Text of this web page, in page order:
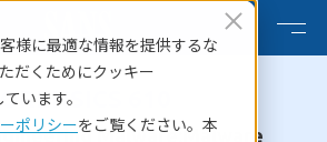
様に最適な情報を提供するな
だくためにクッキー
います。
ポリシーをご覧ください。本
610
Malware:Malware